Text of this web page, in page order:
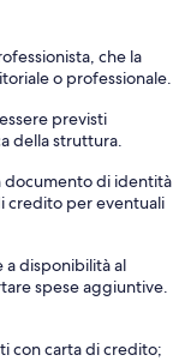
che la
o professionale.
previsti
della struttura.
documento di identità
credito per eventuali
a disponibilità al
spese aggiuntive.
con carta di credito;